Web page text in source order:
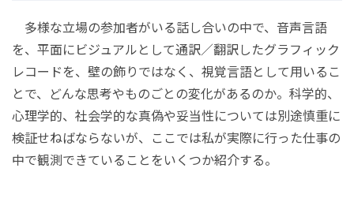
多様な立場の参加者がいる話し合いの中で、音声言語
を、平面にビジュアルとして通訳／翻訳したグラフィック
レコードを、壁の飾りではなく、視覚言語として用いるこ
とで、どんな思考やものごとの変化があるのか。科学的、
心理学的、社会学的な真偽や妥当性については別途慎重に
検証せねばならないが、ここでは私が実際に行った仕事の
中で観測できていることをいくつか紹介する。